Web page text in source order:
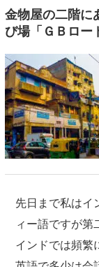
金物屋の二階に
び場「ＧＢロー
先日まで私はイ
ィー語ですが第
インドでは頻繁